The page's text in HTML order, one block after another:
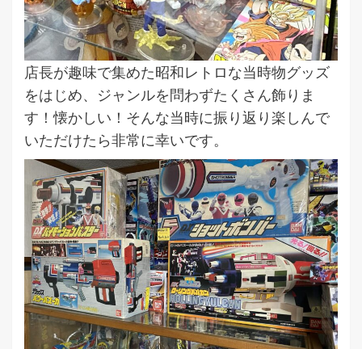
店長が趣味で集めた昭和レトロな当時物グッズ
をはじめ、ジャンルを問わずたくさん飾りま
す！懐かしい！そんな当時に振り返り楽しんで
いただけたら非常に幸いです。